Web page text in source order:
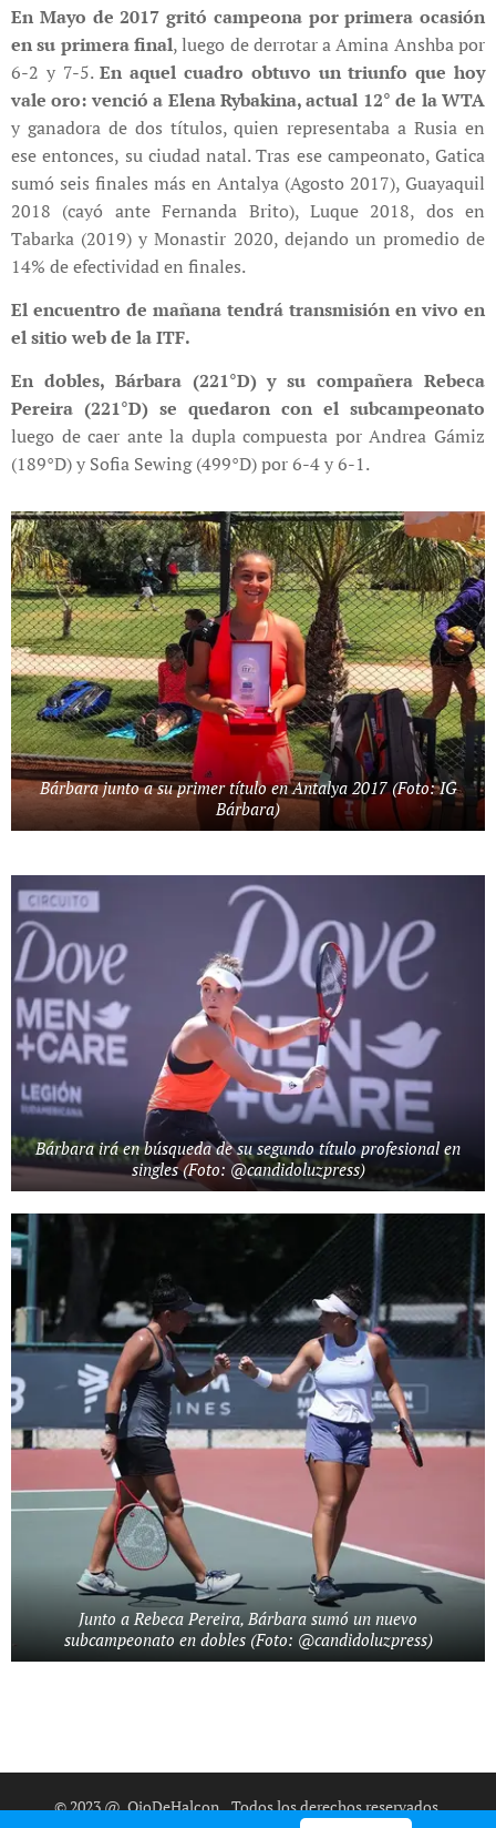
En Mayo de 2017 gritó campeona por primera ocasión
en su primera final, luego de derrotar a Amina Anshba por
6-2 y 7-5.En aquel cuadro obtuvo un triunfo que hoy
vale oro: venció a Elena Rybakina, actual 12° de la WTA
y ganadora de dos títulos, quien representaba a Rusia en
ese entonces, su ciudad natal. Tras ese campeonato, Gatica
sumó seis finales más en Antalya (Agosto 2017), Guayaquil
2018 (cayó ante Fernanda Brito), Luque 2018, dos en
Tabarka (2019) y Monastir 2020, dejando un promedio de
14% de efectividad en finales.
El encuentro de mañana tendrá transmisión en vivo en
el sitio web de la ITF.
En dobles, Bárbara (221°D) y su compañera Rebeca
Pereira (221°D) se quedaron con el subcampeonato
luego de caer ante la dupla compuesta por Andrea Gámiz
(189°D) y Sofia Sewing (499°D) por 6-4 y 6-1.
Bárbara junto a su primer título en Antalya 2017 (Foto: IG
Bárbara)
Bárbara irá en búsqueda de su segundo título profesional en
singles (Foto: @candidoluzpress)
Junto a Rebeca Pereira, Bárbara sumó un nuevo
subcampeonato en dobles (Foto: @candidoluzpress)
© 2023 @_OjoDeHalcon.Todos los derechos reservados.